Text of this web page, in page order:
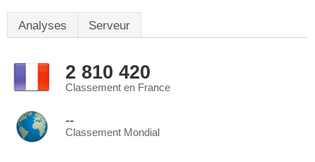
Analyses Serveur
2 810 420
Classement en France
--
Classement Mondial